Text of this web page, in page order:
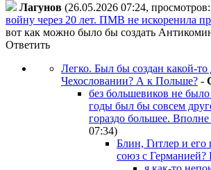
Лaгyнoв (26.05.2026 07:24,
войну через 20 лет. ПМВ не искоренила
вот как можно было бы создать
Ответить
Легко. Был бы создан какой-
Чехословании? А к Польше? -
без большевиков не
годы был бы совсем
гораздо большее.
07:34)
Блин, Гитлер и
союз с